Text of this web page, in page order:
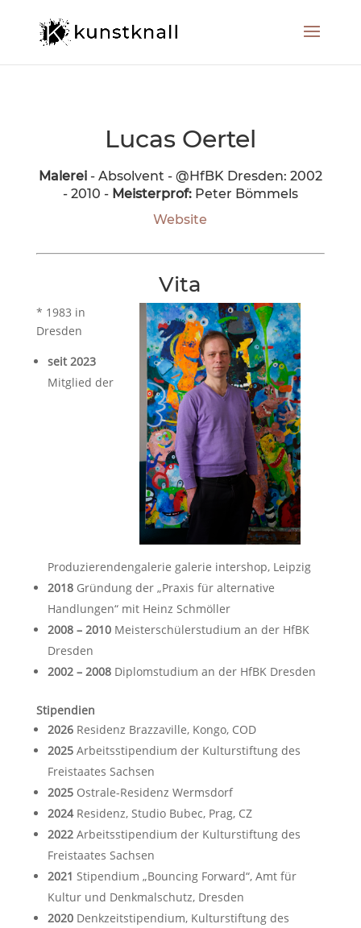
Lucas Oertel
Malerei- Absolvent - @HfBK Dresden: 2002
- 2010 - Meisterprof:Peter Bömmels
Website
Vita
* 1983 in
Dresden
seit 2023
Mitglied der
Produzierendengalerie galerie intershop, Leipzig
2018Gründung der „Praxis für alternative
Handlungen“ mit Heinz Schmöller
2008 – 2010Meisterschülerstudium an der HfBK
Dresden
2002 – 2008Diplomstudium an der HfBK Dresden
Stipendien
2026Residenz Brazzaville, Kongo, COD
2025Arbeitsstipendium der Kulturstiftung des
Freistaates Sachsen
2025Ostrale-Residenz Wermsdorf
2024Residenz, Studio Bubec, Prag, CZ
2022Arbeitsstipendium der Kulturstiftung des
Freistaates Sachsen
2021 Stipendium „Bouncing Forward“, Amt für
Kultur und Denkmalschutz, Dresden
2020Denkzeitstipendium, Kulturstiftung des